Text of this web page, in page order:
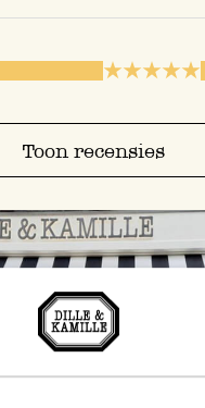
Toon recensies